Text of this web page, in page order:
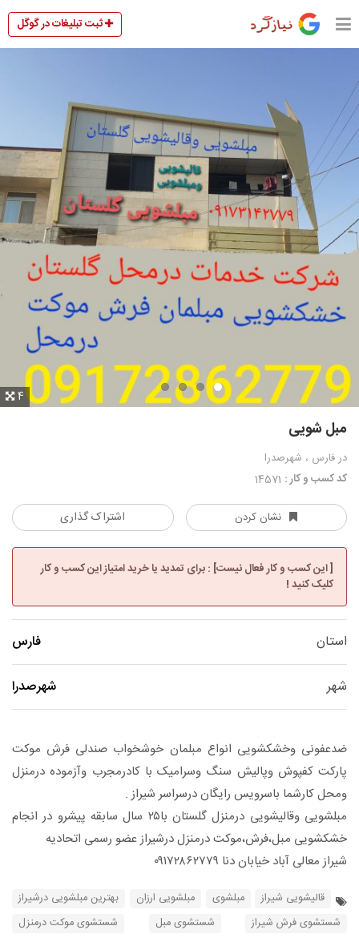
ثبت تبلیغات در گوگل
4
مبل شویی
در فارس ، شهرصدرا
کد کسب و کار :
نشان کردن اشتراک گذاری
[ این کسب و کار فعال نیست] : برای تمدید یا خرید امتیاز این کسب و کار
کلیک کنید !
استان فارس
شهر شهرصدرا
ضدعفونی وخشکشویی انواع مبلمان خوشخواب صندلی فرش موکت
پارکت کفپوش وپالیش سنگ وسرامیک با کادرمجرب وآزموده درمنزل
ومحل کارشما باسرویس رایگان درسراسر شیراز .
مبلشویی وقالیشویی درمنزل گلستان با۲۵ سال سابقه پیشرو در انجام
خشکشویی مبل،فرش،موکت درمنزل درشیراز عضو رسمی اتحادیه
شیراز معالی آباد خیابان دنا ۰۹۱۷۲۸۶۲۷۷۹
قالیشویی شیراز مبلشوی مبلشویی ارزان
بهترین مبلشویی درشیراز
شستشوی فرش شیراز
شستشوی مبل
شستشوی موکت درمنزل